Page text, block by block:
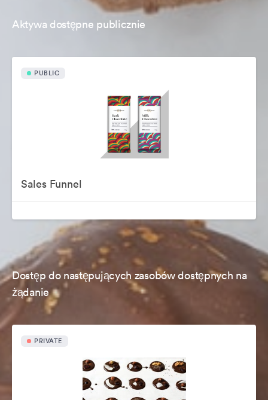
Aktywa dostępne publicznie
PUBLIC
Sales Funnel
Dostęp do następujących zasobów dostępnych na
żądanie
PRIVATE